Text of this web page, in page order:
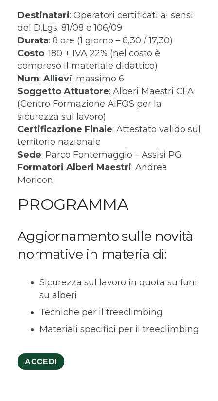
Destinatari: Operatori certificati ai sensi
del D.Lgs. 81/08 e 106/09
Durata: 8 ore (1 giorno – 8,30 / 17,30)
Costo: 180 + IVA 22% (nel costo è
compreso il materiale didattico)
Num. Allievi: massimo 6
Soggetto Attuatore: Alberi Maestri CFA
(Centro Formazione AiFOS per la
sicurezza sul lavoro)
Certificazione Finale: Attestato valido sul
territorio nazionale
Sede: Parco Fontemaggio – Assisi PG
Formatori Alberi Maestri: Andrea
Moriconi
PROGRAMMA
Aggiornamento sulle novità
normative in materia di:
Sicurezza sul lavoro in quota su funi
su alberi
Tecniche per il treeclimbing
Materiali specifici per il treeclimbing
ACCEDI